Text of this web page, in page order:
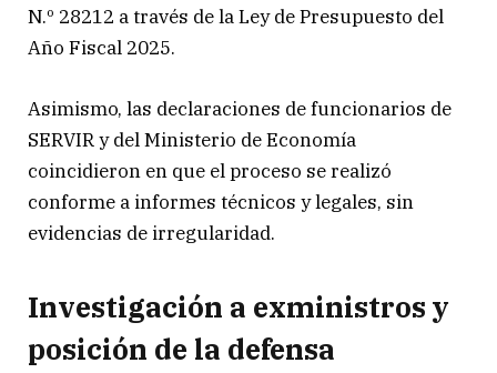
N.º 28212 a través de la Ley de Presupuesto del
Año Fiscal 2025.
Asimismo, las declaraciones de funcionarios de
SERVIR y del Ministerio de Economía
coincidieron en que el proceso se realizó
conforme a informes técnicos y legales, sin
evidencias de irregularidad.
Investigación a exministros y
posición de la defensa